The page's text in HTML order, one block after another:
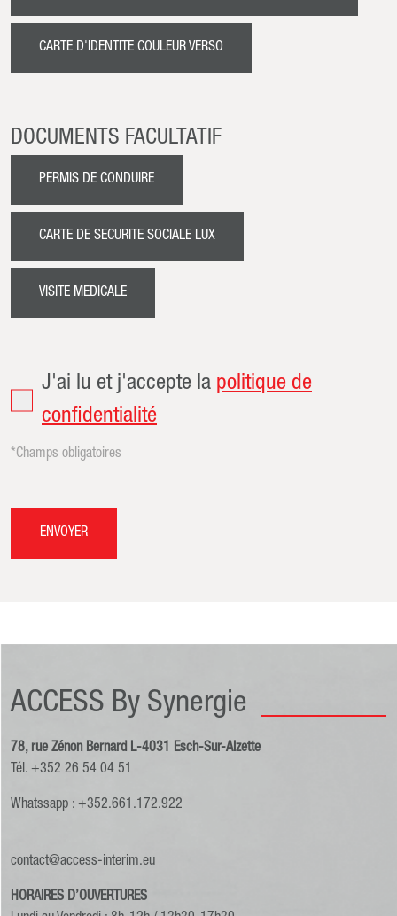
CARTE D'IDENTITE COULEUR VERSO
DOCUMENTS FACULTATIF
PERMIS DE CONDUIRE
CARTE DE SECURITE SOCIALE LUX
VISITE MEDICALE
J'ai lu et j'accepte la politique de
confidentialité
*Champs obligatoires
ENVOYER
ACCESS By Synergie
78, rue Zénon Bernard L-4031 Esch-Sur-Alzette
Tél. +352 26 54 04 51
Whatssapp : +352.661.172.922
contact@access-interim.eu
HORAIRES D’OUVERTURES